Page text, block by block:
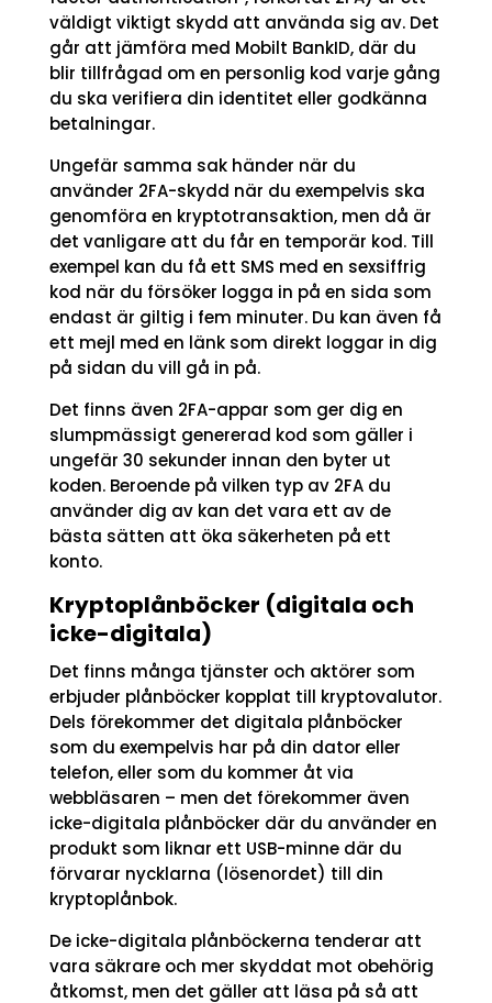
väldigt viktigt skydd att använda sig av. Det
går att jämföra med Mobilt BankID, där du
blir tillfrågad om en personlig kod varje gång
du ska verifiera din identitet eller godkänna
betalningar.
Ungefär samma sak händer när du
använder 2FA-skydd när du exempelvis ska
genomföra en kryptotransaktion, men då är
det vanligare att du får en temporär kod. Till
exempel kan du få ett SMS med en sexsiffrig
kod när du försöker logga in på en sida som
endast är giltig i fem minuter. Du kan även få
ett mejl med en länk som direkt loggar in dig
på sidan du vill gå in på.
Det finns även 2FA-appar som ger dig en
slumpmässigt genererad kod som gäller i
ungefär 30 sekunder innan den byter ut
koden. Beroende på vilken typ av 2FA du
använder dig av kan det vara ett av de
bästa sätten att öka säkerheten på ett
konto.
Kryptoplånböcker (digitala och
icke-digitala)
Det finns många tjänster och aktörer som
erbjuder plånböcker kopplat till kryptovalutor.
Dels förekommer det digitala plånböcker
som du exempelvis har på din dator eller
telefon, eller som du kommer åt via
webbläsaren – men det förekommer även
icke-digitala plånböcker där du använder en
produkt som liknar ett USB-minne där du
förvarar nycklarna (lösenordet) till din
kryptoplånbok.
De icke-digitala plånböckerna tenderar att
vara säkrare och mer skyddat mot obehörig
åtkomst, men det gäller att läsa på så att